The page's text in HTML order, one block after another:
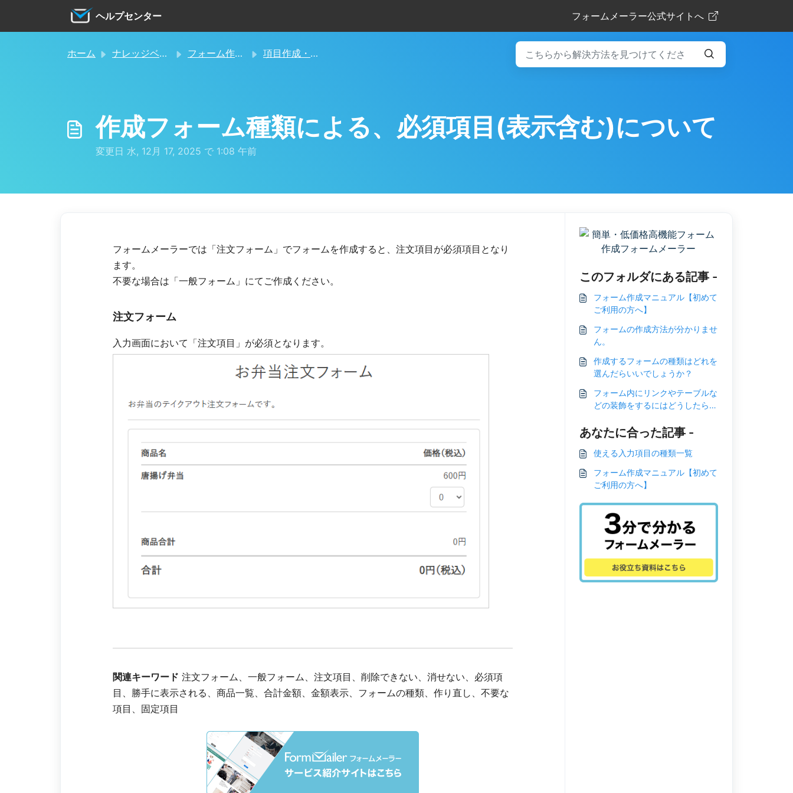
メインコンテンツに移動
ヘルプセンター
フォームメーラー公式サイトへ
ホーム ナレッジベース フォーム作成・設定 項目作成・基本設定
作成フォーム種類による、必須項目(表示含む)について
変更日 水, 12月 17, 2025 で 1:08 午前
フォームメーラーでは「注文フォーム」でフォームを作成すると、注文項目が必須項目となり
ます。
不要な場合は「一般フォーム」にてご作成ください。
注文フォーム
入力画面において「注文項目」が必須となります。
関連キーワード 注文フォーム、一般フォーム、注文項目、削除できない、消せない、必須項
目、勝手に表示される、商品一覧、合計金額、金額表示、フォームの種類、作り直し、不要な
項目、固定項目
このフォルダにある記事 -
フォーム作成マニュアル【初めて
ご利用の方へ】
フォームの作成方法が分かりませ
ん。
作成するフォームの種類はどれを
選んだらいいでしょうか？
フォーム内にリンクやテーブルな
どの装飾をするにはどうしたらい
あなたに合った記事 -
使える入力項目の種類一覧
フォーム作成マニュアル【初めて
ご利用の方へ】